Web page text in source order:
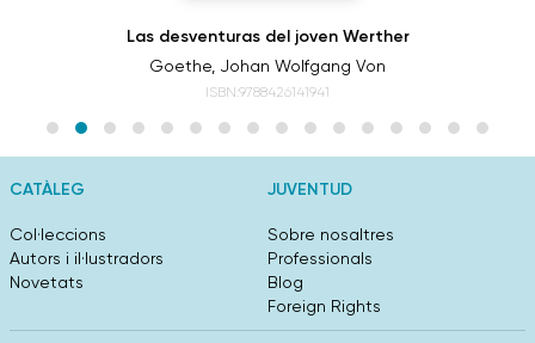
Las desventuras del joven Werther
Goethe, Johan Wolfgang Von
ISBN:9788426141941
CATÀLEG
Col·leccions
Autors i il·lustradors
Novetats
JUVENTUD
Sobre nosaltres
Professionals
Blog
Foreign Rights